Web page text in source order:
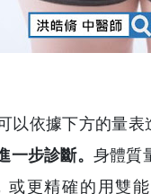
以依據下方的量表
步診斷。 身體質
更精確的用雙